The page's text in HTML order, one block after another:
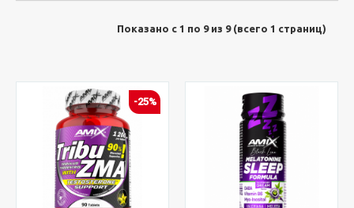
Показано с 1 по 9 из 9 (всего 1 страниц)
-25%